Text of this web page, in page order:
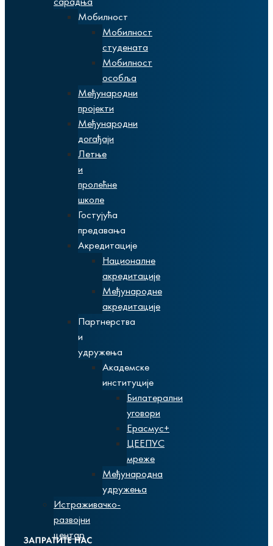
Мобилност
Мобилност
студената
Мобилност
особља
Међународни
пројекти
Међународни
догађаји
Летње
и
пролећне
школе
Гостујућа
предавања
Акредитације
Националне
акредитације
Међународне
акредитације
Партнерства
и
удружења
Академске
институције
Билатерални
уговори
Ерасмус+
ЦЕЕПУС
мреже
Међународна
удружења
Истраживачко-
развојни
центар